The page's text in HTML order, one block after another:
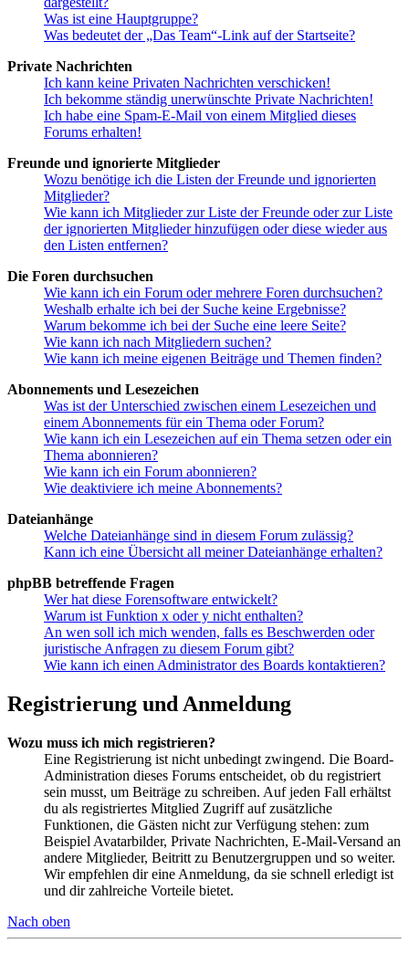
Was ist eine Hauptgruppe?
Was bedeutet der „Das Team“-Link auf der Startseite?
Private Nachrichten
Ich kann keine Privaten Nachrichten verschicken!
Ich bekomme ständig unerwünschte Private Nachrichten!
Ich habe eine Spam-E-Mail von einem Mitglied dieses
Forums erhalten!
Freunde und ignorierte Mitglieder
Wozu benötige ich die Listen der Freunde und ignorierten
Mitglieder?
Wie kann ich Mitglieder zur Liste der Freunde oder zur Liste
der ignorierten Mitglieder hinzufügen oder diese wieder aus
den Listen entfernen?
Die Foren durchsuchen
Wie kann ich ein Forum oder mehrere Foren durchsuchen?
Weshalb erhalte ich bei der Suche keine Ergebnisse?
Warum bekomme ich bei der Suche eine leere Seite?
Wie kann ich nach Mitgliedern suchen?
Wie kann ich meine eigenen Beiträge und Themen finden?
Abonnements und Lesezeichen
Was ist der Unterschied zwischen einem Lesezeichen und
einem Abonnements für ein Thema oder Forum?
Wie kann ich ein Lesezeichen auf ein Thema setzen oder ein
Thema abonnieren?
Wie kann ich ein Forum abonnieren?
Wie deaktiviere ich meine Abonnements?
Dateianhänge
Welche Dateianhänge sind in diesem Forum zulässig?
Kann ich eine Übersicht all meiner Dateianhänge erhalten?
phpBB betreffende Fragen
Wer hat diese Forensoftware entwickelt?
Warum ist Funktion x oder y nicht enthalten?
An wen soll ich mich wenden, falls es Beschwerden oder
juristische Anfragen zu diesem Forum gibt?
Wie kann ich einen Administrator des Boards kontaktieren?
Registrierung und Anmeldung
Wozu muss ich mich registrieren?
Eine Registrierung ist nicht unbedingt zwingend. Die Board-
Administration dieses Forums entscheidet, ob du registriert
sein musst, um Beiträge zu schreiben. Auf jeden Fall erhältst
du als registriertes Mitglied Zugriff auf zusätzliche
Funktionen, die Gästen nicht zur Verfügung stehen: zum
Beispiel Avatarbilder, Private Nachrichten, E-Mail-Versand an
andere Mitglieder, Beitritt zu Benutzergruppen und so weiter.
Wir empfehlen dir eine Anmeldung, da sie schnell erledigt ist
und dir zahlreiche Vorteile bietet.
Nach oben